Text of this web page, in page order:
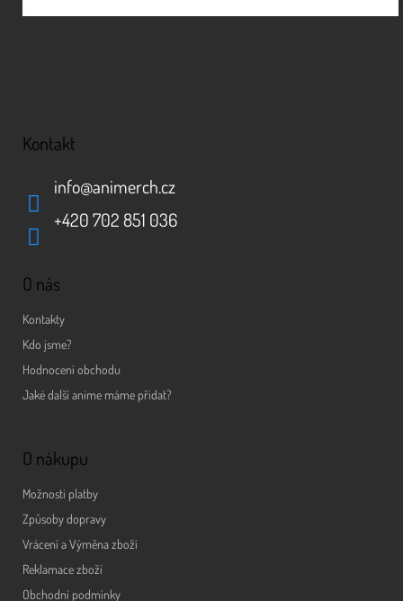
Kontakt
info@animerch.cz
+420 702 851 036
O nás
Kontakty
Kdo jsme?
Hodnocení obchodu
Jaké další anime máme přidat?
O nákupu
Možnosti platby
Způsoby dopravy
Vrácení a Výměna zboží
Reklamace zboží
Obchodní podmínky